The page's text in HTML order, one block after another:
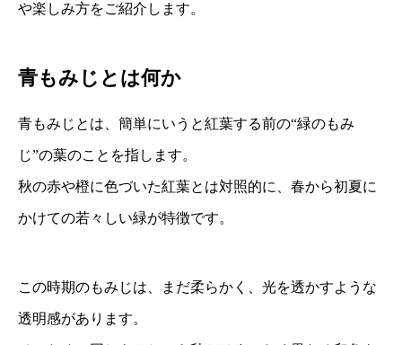
や楽しみ方をご紹介します。
青もみじとは何か
青もみじとは、簡単にいうと紅葉する前の“緑のもみ
じ”の葉のことを指します。
秋の赤や橙に色づいた紅葉とは対照的に、春から初夏に
かけての若々しい緑が特徴です。
この時期のもみじは、まだ柔らかく、光を透かすような
透明感があります。